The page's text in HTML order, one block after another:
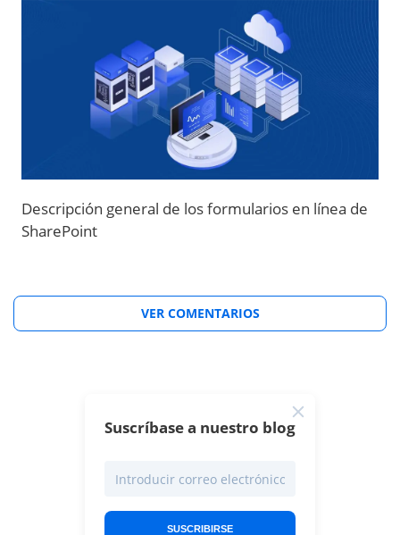
Descripción general de los formularios en línea de
SharePoint
VER COMENTARIOS
Suscríbase a nuestro blog
SUSCRIBIRSE